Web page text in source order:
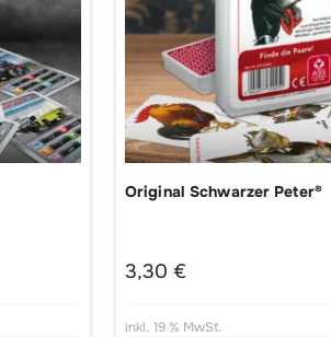
Original Schwarzer Peter®
3,30 €
inkl. 19 % MwSt.